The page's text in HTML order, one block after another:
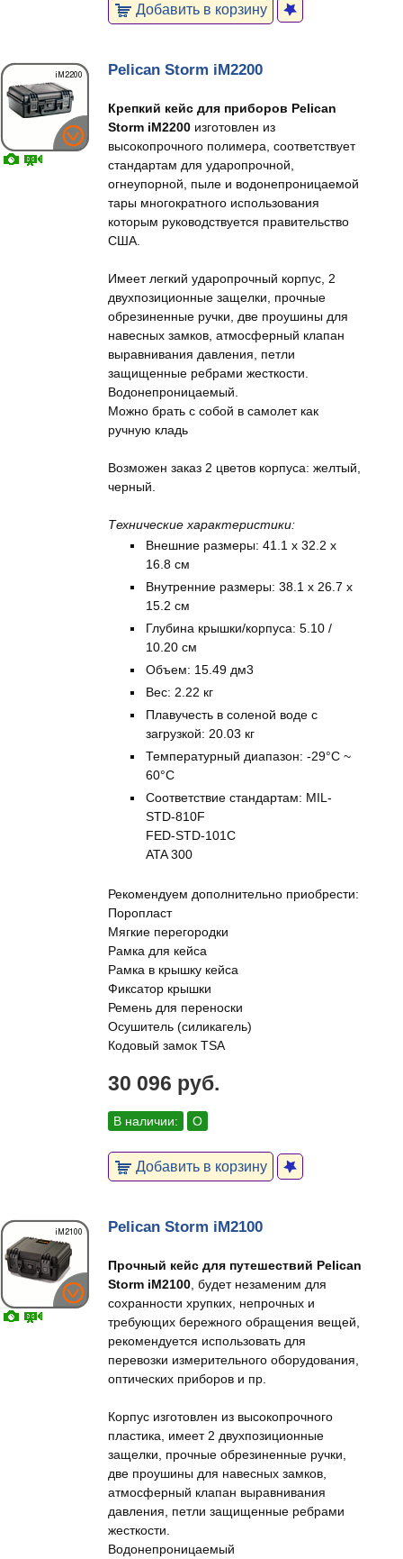
Добавить в корзину
Pelican Storm iM2200
Крепкий кейс для приборов Pelican
Storm iM2200 изготовлен из
высокопрочного полимера, соответствует
стандартам для ударопрочной,
огнеупорной, пыле и водонепроницаемой
тары многократного использования
которым руководствуется правительство
США.
Имеет легкий ударопрочный корпус, 2
двухпозиционные защелки, прочные
обрезиненные ручки, две проушины для
навесных замков, атмосферный клапан
выравнивания давления, петли
защищенные ребрами жесткости.
Водонепроницаемый.
Можно брать с собой в самолет как
ручную кладь
Возможен заказ 2 цветов корпуса: желтый,
черный.
Технические характеристики:
Внешние размеры: 41.1 x 32.2 x
16.8 см
Внутренние размеры: 38.1 x 26.7 x
15.2 см
Глубина крышки/корпуса: 5.10 /
10.20 см
Объем: 15.49 дм3
Вес: 2.22 кг
Плавучесть в соленой воде с
загрузкой: 20.03 кг
Температурный диапазон: -29°C ~
60°C
Соответствие стандартам: MIL-
STD-810F
FED-STD-101C
ATA 300
Рекомендуем дополнительно приобрести:
Поропласт
Мягкие перегородки
Рамка для кейса
Рамка в крышку кейса
Фиксатор крышки
Ремень для переноски
Осушитель (силикагель)
Кодовый замок TSA
30 096 руб.
В наличии: О
Добавить в корзину
Pelican Storm iM2100
Прочный кейс для путешествий Pelican
Storm iM2100 , будет незаменим для
сохранности хрупких, непрочных и
требующих бережного обращения вещей,
рекомендуется использовать для
перевозки измерительного оборудования,
оптических приборов и пр.
Корпус изготовлен из высокопрочного
пластика, имеет 2 двухпозиционные
защелки, прочные обрезиненные ручки,
две проушины для навесных замков,
атмосферный клапан выравнивания
давления, петли защищенные ребрами
жесткости.
Водонепроницаемый